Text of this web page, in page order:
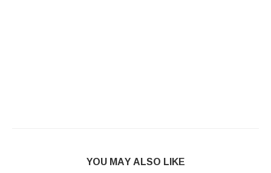
YOU MAY ALSO LIKE